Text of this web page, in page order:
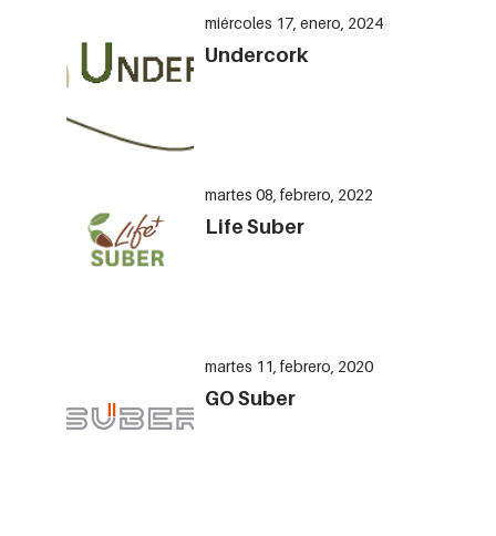
miércoles 17, enero, 2024
Undercork
martes 08, febrero, 2022
Life Suber
martes 11, febrero, 2020
GO Suber